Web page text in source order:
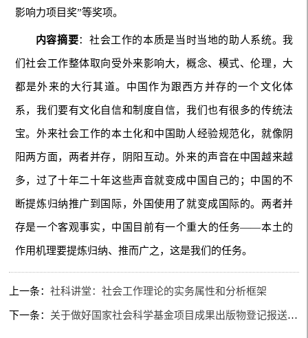
影响力项目奖”等奖项。
内容摘要：社会工作的本质是当时当地的助人系统。我
们社会工作整体取向受外来影响大，概念、模式、伦理，大
都是外来的大行其道。中国作为跟西方并存的一个文化体
系，我们要有文化自信和制度自信，我们也有很多的传统法
宝。外来社会工作的本土化和中国助人经验规范化，就像阴
阳两方面，两者并存，阴阳互动。外来的声音在中国越来越
多，过了十年二十年这些声音就变成中国自己的；中国的不
断提炼归纳推广到国际，外国使用了就变成国际的。两者并
存是一个客观事实，中国目前有一个重大的任务——本土的
作用机理要提炼归纳、推而广之，这是我们的任务。
上一条：社科讲堂：社会工作理论的实务属性和分析框架
下一条： 关于做好国家社会科学基金项目成果出版物登记报送工作的通知